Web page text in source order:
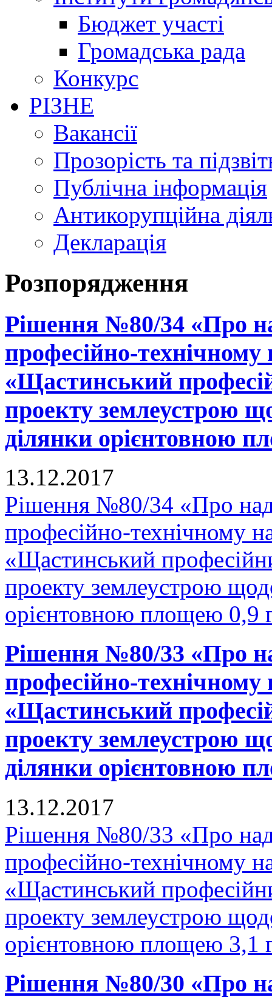
Бюджет участі
Громадська рада
Конкурс
РІЗНЕ
Вакансії
Прозорість та
Публічна інформація
Антикорупційна
Декларація
Розпорядження
Рішення №80/34 «Про
професійно-
«Щастинський
проекту землеустрою
ділянки орієнтовною
13.12.2017
Рішення №80/34 «Про
професійно-технічному
«Щастинський
проекту землеустрою
орієнтовною площею 0,9
Рішення №80/33 «Про
професійно-
«Щастинський
проекту землеустрою
ділянки орієнтовною
13.12.2017
Рішення №80/33 «Про
професійно-технічному
«Щастинський
проекту землеустрою
орієнтовною площею 3,1
Рішення №80/30 «Про